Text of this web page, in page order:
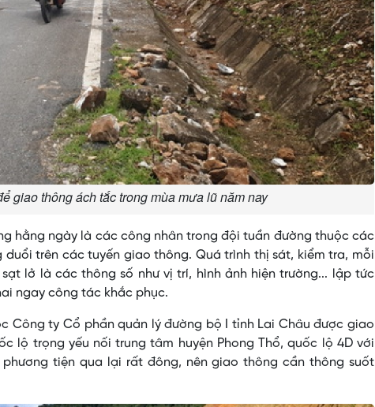
giao thông ách tắc trong mùa mưa lũ năm nay
hằng ngày là các công nhân trong đội tuần đường thuộc các
trên các tuyến giao thông. Quá trình thị sát, kiểm tra, mỗi
lở là các thông số như vị trí, hình ảnh hiện trường... lập tức
ngay công tác khắc phục.
Công ty Cổ phần quản lý đường bộ I tỉnh Lai Châu được giao
lộ trọng yếu nối trung tâm huyện Phong Thổ, quốc lộ 4D với
tiện qua lại rất đông, nên giao thông cần thông suốt